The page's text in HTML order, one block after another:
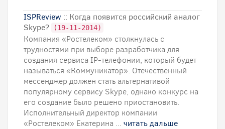
ISPReview :: Когда появится российский аналог
Skype?
(19-11-2014)
Компания «Ростелеком» столкнулась с
трудностями при выборе разработчика для
создания сервиса IP-телефонии, который будет
называться «Коммуникатор». Отечественный
мессенджер должен стать альтернативой
популярному сервису Skype, однако конкурс на
его создание было решено приостановить.
Исполнительный директор компании
«Ростелеком» Екатерина ... читать дальше